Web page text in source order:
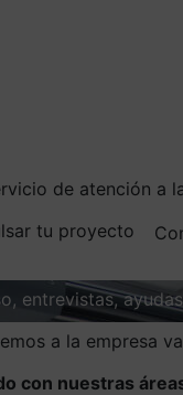
de atención a
tu proyecto
entrevistas,
a la empresa
con nuestras